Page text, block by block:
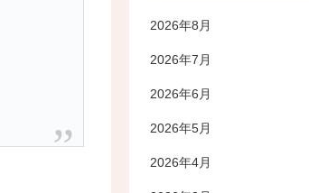
2026年8月
2026年7月
2026年6月
2026年5月
2026年4月